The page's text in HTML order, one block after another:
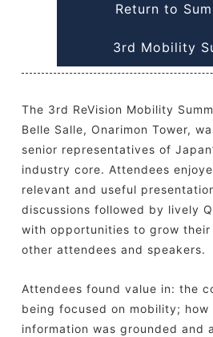
Return to
3rd Mobility
The 3rd ReVision Mobility
Belle Salle, Onarimon Tower,
senior representatives of
industry core. Attendees
relevant and useful
discussions followed by lively
with opportunities to grow
other attendees and speakers.
Attendees found value in: the
being focused on mobility; how
information was grounded and